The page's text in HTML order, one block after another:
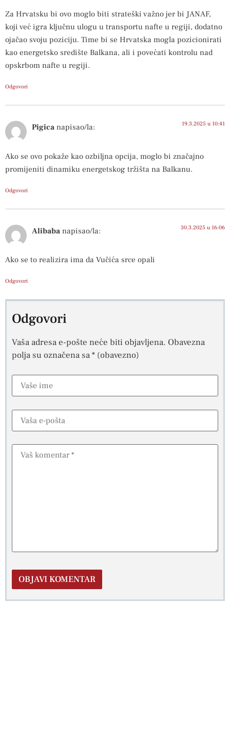
Za Hrvatsku bi ovo moglo biti strateški važno jer bi JANAF,
koji već igra ključnu ulogu u transportu nafte u regiji, dodatno
ojačao svoju poziciju. Time bi se Hrvatska mogla pozicionirati
kao energetsko središte Balkana, ali i povećati kontrolu nad
opskrbom nafte u regiji.
Odgovori
Pigica napisao/la: 19.3.2025 u 10:41
Ako se ovo pokaže kao ozbiljna opcija, moglo bi značajno
promijeniti dinamiku energetskog tržišta na Balkanu.
Odgovori
Alibaba napisao/la: 30.3.2025 u 16:06
Ako se to realizira ima da Vučića srce opali
Odgovori
Odgovori
Vaša adresa e-pošte neće biti objavljena. Obavezna
polja su označena sa* (obavezno)